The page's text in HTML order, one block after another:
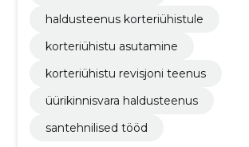
haldusteenus korteriühistule
korteriühistu asutamine
korteriühistu revisjoni teenus
üürikinnisvara haldusteenus
santehnilised tööd